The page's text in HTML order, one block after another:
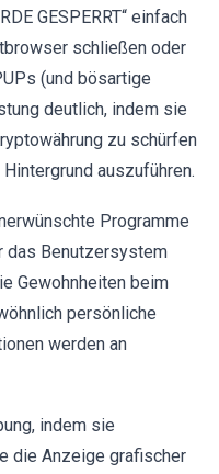
GESPERRT“ einfach
schließen oder
(und bösartige
deutlich, indem sie
zu schürfen
auszuführen.
Programme
das Benutzersystem
Gewohnheiten beim
persönliche
werden an
indem sie
die Anzeige grafischer